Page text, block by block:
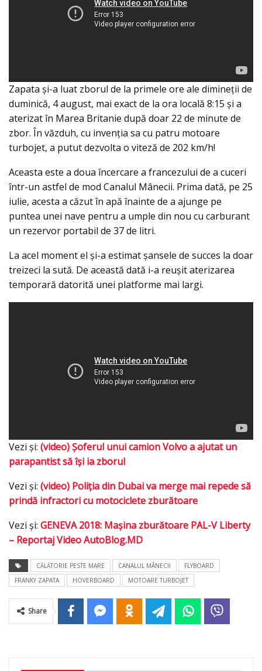
Zapata şi-a luat zborul de la primele ore ale dimineţii de
duminică, 4 august, mai exact de la ora locală 8:15 şi a
aterizat în Marea Britanie după doar 22 de minute de
zbor. În văzduh, cu invenţia sa cu patru motoare
turbojet, a putut dezvolta o viteză de 202 km/h!
Aceasta este a doua încercare a francezului de a cuceri
într-un astfel de mod Canalul Mânecii. Prima dată, pe 25
iulie, acesta a căzut în apă înainte de a ajunge pe
puntea unei nave pentru a umple din nou cu carburant
un rezervor portabil de 37 de litri.
La acel moment el şi-a estimat șansele de succes la doar
treizeci la sută. De această dată i-a reuşit aterizarea
temporară datorită unei platforme mai largi.
Vezi şi: (video) Şoferul unui camion Volvo a ajutat un
parapantist să îşi ia zborul
Vezi şi: (video) Poliţia din Dubai va merge mai repede să
prindă infractori cu motociclete zburătoare
Vezi şi: GENEVA 2018: Maşina zburătoare PAL-V Liberty
– Reportaj Video AutoBlog.MD
CĂLĂTORIE PESTE MARE CANALUL MÂNECII
FLYBOARD
FRANKY ZAPATA
HOVERBOARD MOTOARE TURBOJET
Share